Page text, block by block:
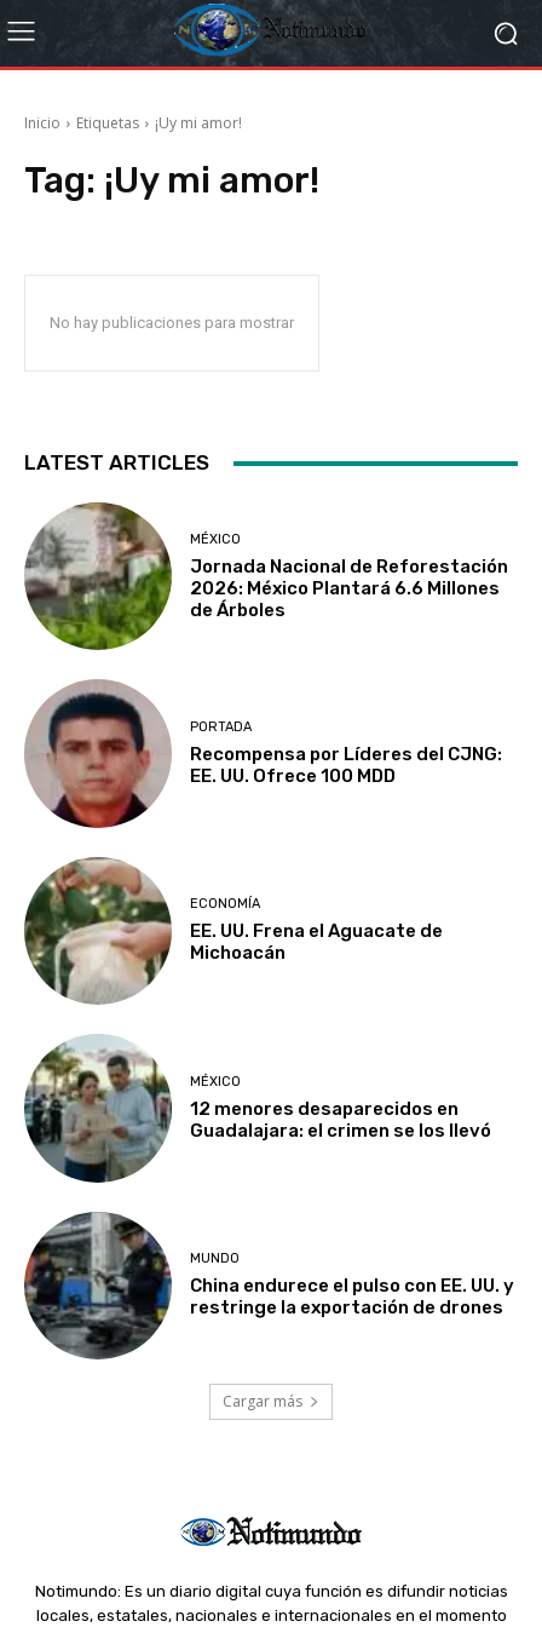
Inicio Etiquetas ¡Uy mi amor!
Tag: ¡Uy mi amor!
No hay publicaciones para mostrar
LATEST ARTICLES
MÉXICO
Jornada Nacional de Reforestación
2026: México Plantará 6.6 Millones
de Árboles
PORTADA
Recompensa por Líderes del CJNG:
EE. UU. Ofrece 100 MDD
ECONOMÍA
EE. UU. Frena el Aguacate de
Michoacán
MÉXICO
12 menores desaparecidos en
Guadalajara: el crimen se los llevó
MUNDO
China endurece el pulso con EE. UU. y
restringe la exportación de drones
Cargar más
Notimundo: Es un diario digital cuya función es difundir noticias
locales, estatales, nacionales e internacionales en el momento